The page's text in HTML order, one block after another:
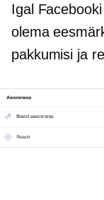
Igal
olema
pakkumisi ja